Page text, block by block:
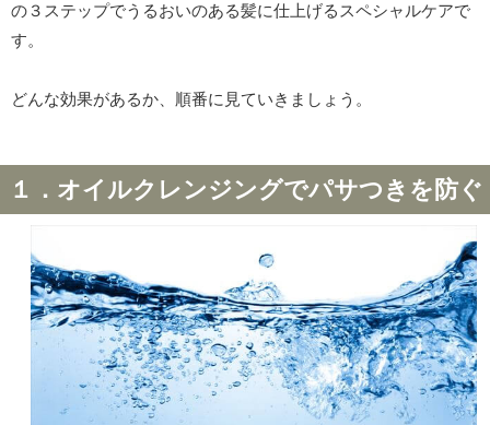
の３ステップでうるおいのある髪に仕上げるスペシャルケアで
す。
どんな効果があるか、順番に見ていきましょう。
１．オイルクレンジングでパサつきを防ぐ